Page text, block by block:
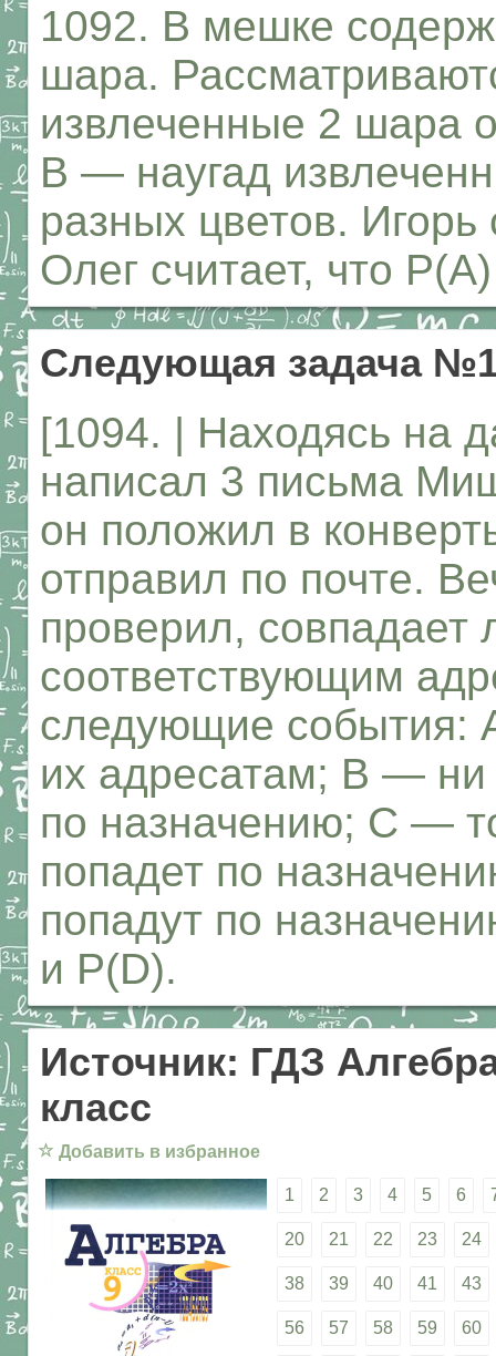
1092. В мешке
шара.
извлеченные 2 шара
В — наугад
разных цветов.
Олег считает, что
Следующая задача
[1094. | Находясь на
написал 3 письма
он положил в
отправил по почте.
проверил, совпадает
соответствующим
следующие события:
их адресатам; В — ни
по назначению; С —
попадет по
попадут по
и P(D).
Источник: ГДЗ
класс
☆ Добавить в избранное
1 2 3 4 5 6
20 21 22 23 24
38 39 40 41 43
56 57 58 59 60